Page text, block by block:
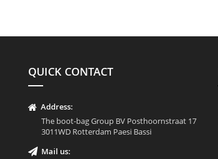
QUICK CONTACT
Address:
The boot-bag Group BV Posthoornstraat 17
3011WD Rotterdam Paesi Bassi
Mail us: